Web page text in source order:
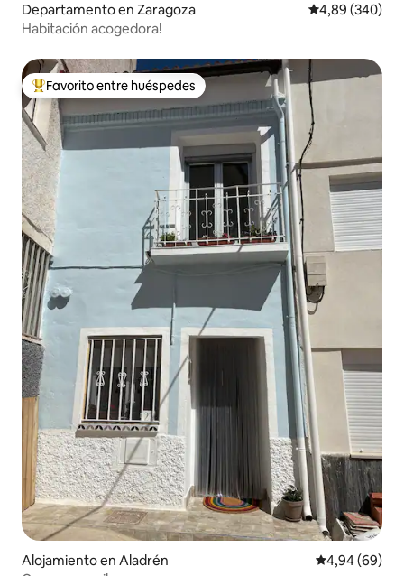
Departamento en Zaragoza Calificación
4,89 (340)
Habitación acogedora!
Favorito entre los huéspedes más destacados
Favorito entre huéspedes
Alojamiento en Aladrén Calificación
4,94 (69)